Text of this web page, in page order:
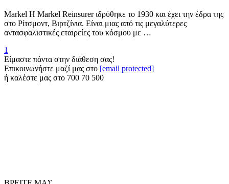
Markel Η Markel Reinsurer ιδρύθηκε το 1930 και έχει την έδρα της
στο Ρίτσμοντ, Βιρτζίνια. Είναι μιας από τις μεγαλύτερες
αντασφαλιστικές εταιρείες του κόσμου με …
1
Είμαστε πάντα στην διάθεση σας!
Επικοινωνήστε μαζί μας στο [email protected]
ή καλέστε μας στο 700 70 500